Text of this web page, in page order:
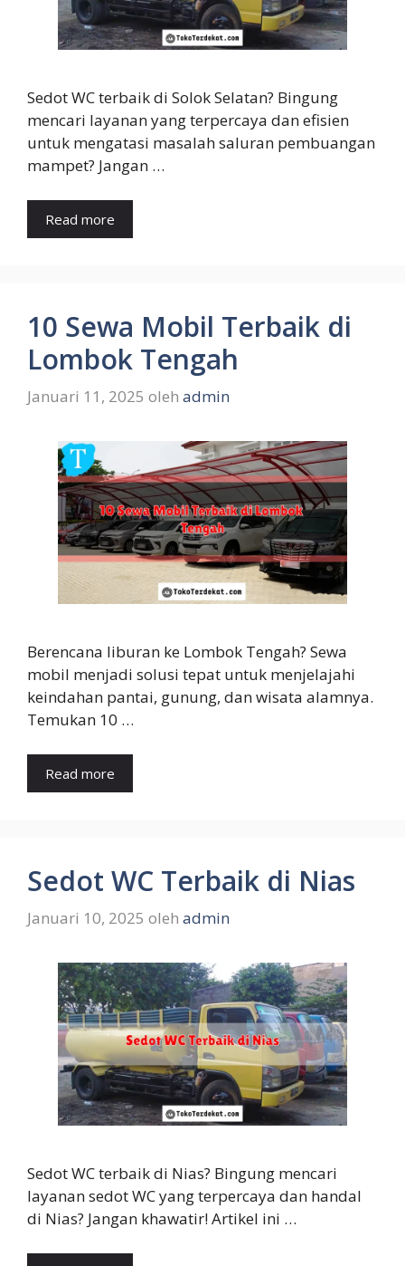
Sedot WC terbaik di Solok Selatan? Bingung
mencari layanan yang terpercaya dan efisien
untuk mengatasi masalah saluran pembuangan
mampet? Jangan …
Read more
10 Sewa Mobil Terbaik di
Lombok Tengah
Januari 11, 2025 oleh admin
Berencana liburan ke Lombok Tengah? Sewa
mobil menjadi solusi tepat untuk menjelajahi
keindahan pantai, gunung, dan wisata alamnya.
Temukan 10 …
Read more
Sedot WC Terbaik di Nias
Januari 10, 2025 oleh admin
Sedot WC terbaik di Nias? Bingung mencari
layanan sedot WC yang terpercaya dan handal
di Nias? Jangan khawatir! Artikel ini …